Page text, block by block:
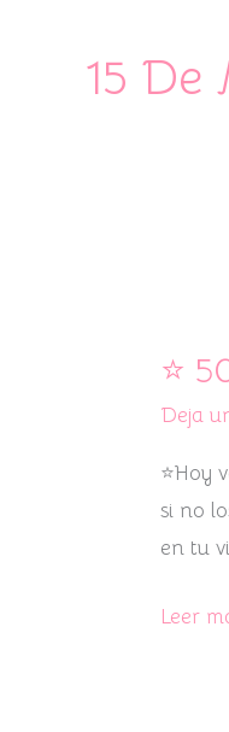
15 De
⭐
Deja
⭐Hoy
si no
en tu
50
cosas
que
hacer
en
⭐
Leer